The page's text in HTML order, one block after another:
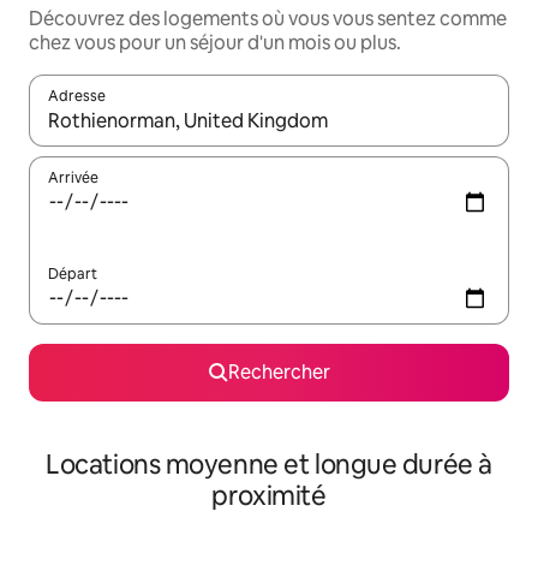
Découvrez des logements où vous vous sentez comme
chez vous pour un séjour d'un mois ou plus.
Adresse
Lorsque les résultats s'affichent, utilisez les flèches vers le
Arrivée
Départ
Rechercher
Locations moyenne et longue durée à
proximité